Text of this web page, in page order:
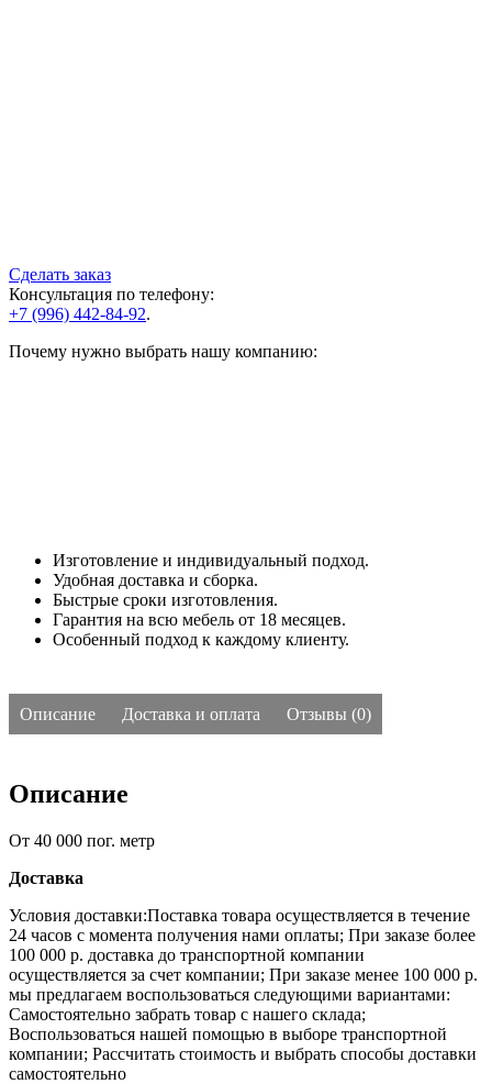
Сделать заказ
Консультация по телефону:
+7 (996) 442-84-92.
Почему нужно выбрать нашу компанию:
Изготовление и индивидуальный подход.
Удобная доставка и сборка.
Быстрые сроки изготовления.
Гарантия на всю мебель от 18 месяцев.
Особенный подход к каждому клиенту.
Описание Доставка и оплата Отзывы (0)
Описание
От 40 000 пог. метр
Доставка
Условия доставки:Поставка товара осуществляется в течение
24 часов с момента получения нами оплаты; При заказе более
100 000 р. доставка до транспортной компании
осуществляется за счет компании; При заказе менее 100 000 р.
мы предлагаем воспользоваться следующими вариантами:
Самостоятельно забрать товар с нашего склада;
Воспользоваться нашей помощью в выборе транспортной
компании; Рассчитать стоимость и выбрать способы доставки
самостоятельно